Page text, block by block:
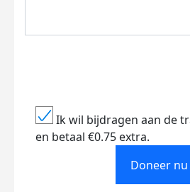
Ik wil bijdragen aan de
en betaal €0.75 extra.
Doneer nu